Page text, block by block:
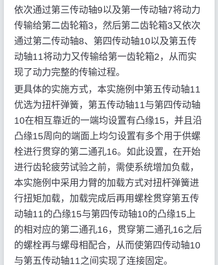
依次通过第三传动轴9以及第一传动轴7将动力
传输给第二齿轮箱3，然后第二齿轮箱3又依次
通过第二传动轴8、第四传动轴10以及第五传
动轴11将动力又传输给第一齿轮箱2，从而实
现了动力完整的传输过程。
更具体的实施方式，本实施例中第五传动轴11
优选为扭杆弹簧，第五传动轴11与第四传动轴
10在相互靠近的一端均设置有凸缘15，并且沿
凸缘15周向的端面上均匀设置有多个用于供螺
栓进行贯穿的第二通孔16。如此设置，在开始
进行齿轮疲劳试验之前，需使系统增加负载，
本实施例中采用力臂的加载方式对扭杆弹簧进
行扭矩加载，加载完成后再用螺栓贯穿第五传
动轴11的凸缘15与第四传动轴10的凸缘15上
的相对应的第二通孔16，贯穿第二通孔16之后
的螺栓再与螺母相配合，从而使第四传动轴10
与第五传动轴11之间实现了连接固定。